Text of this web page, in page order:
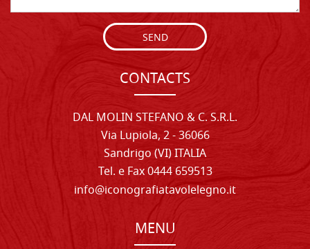
SEND
CONTACTS
DAL MOLIN STEFANO & C. S.R.L.
Via Lupiola, 2 - 36066
Sandrigo (VI) ITALIA
Tel. e Fax 0444 659513
info@iconografiatavolelegno.it
MENU